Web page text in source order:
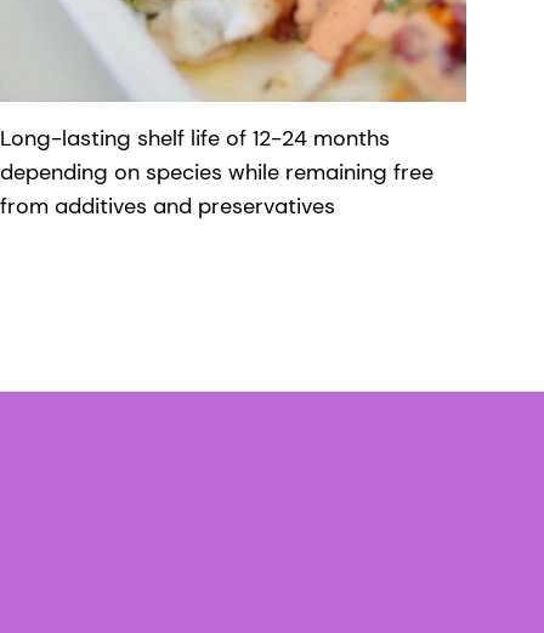
Long-lasting shelf life of 12-24 months
depending on species while remaining free
from additives and preservatives